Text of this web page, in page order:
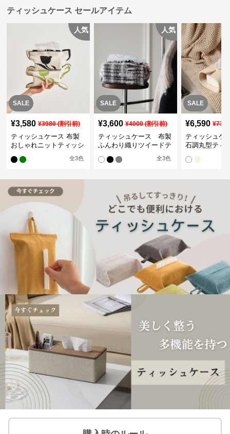
ティッシュケース セールアイテム
SALE
人気
¥3,580 ¥3980(割引前)
ティッシュケース 布製
おしゃれニットティッシ
全3色
SALE
人気
¥3,600 ¥4000(割引前)
ティッシュケース 布製
ふんわり織りツイードテ
全3色
SALE
¥6,590 ¥
ティッシュ
石調丸型ティ